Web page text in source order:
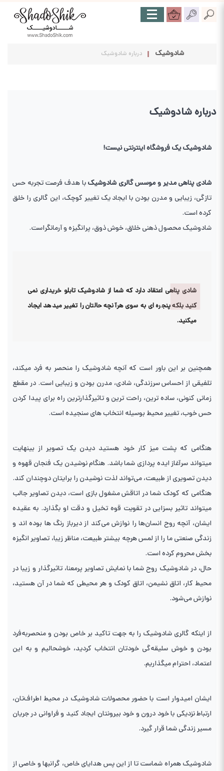
شادوشیک درباره شادوشیک
درباره شادوشیک
شادوشیک یک فروشگاه اینترنتی نیست!
شادی پناهی مدیر و موسس گالری شادوشیکبا هدف فرصت تجربه حس
تازگی، زیبایی و مدرن بودن با ایجاد یک تغییر کوچک، این گالری را خلق
کرده است.
شادوشیک محصول ذهنی خلاق، خوش ذوق، پرانگیزه و آرمانگراست.
شادی پناهی اعتقاد دارد که شما از شادوشیک تابلو خریداری نمی
کنید بلکه پنجره ای به سوی هرآنچه حالتان را تغییر میدهد ایجاد
میکنید.
همچنین بر این باور است که آنچه شادوشیک را منحصر به فرد میکند،
تلفیقی از احساس سرزندگی، شادی، مدرن بودن و زیبایی است. در مقطع
زمانی کنونی، ساده ترین، راحت ترین و تاثیرگذارترین راه برای پیدا کردن
حس خوب، تغییر محیط بوسیله انتخاب های سنجیده است.
هنگامی که پشت میز کار خود هستید دیدن یک تصویر از بینهایت
میتواند سرآغاز ایده پردازی شما باشد. هنگام نوشیدن یک فنجان قهوه و
دیدن تصویری از طبیعت، می‌تواند لذت نوشیدن را برایتان دوچندان کند.
هنگامی که کودک شما در اتاقش مشغول بازی است، دیدن تصاویر جالب
میتواند تاثیر بسزایی در تقویت قوه تخیل و دقت او بگذارد. به عقیده
ایشان، آنچه روح انسان‌ها را نوازش می‌کند از دیرباز رنگ ها بوده اند و
زندگی صنعتی ما را از لمس هرچه بیشتر طبیعت، مناظر زیبا، تصاویر انگیزه
بخش محروم کرده است.
حال، در شادوشیک روح شما با نمایش تصاویر پرمعنا، تاثیرگذار و زیبا در
محیط کار، اتاق نشیمن، اتاق کودک و هر محیطی که شما در آن هستید،
نوازش می‌شود.
از اینکه گالری شادوشیک را به جهت تاکید بر خاص بودن و منحصربه‌فرد
بودن و خوش سلیقه‌گی خودتان انتخاب کردید، خوشحالیم و به این
اعتماد، احترام میگذاریم.
ایشان امیدوار است با حضور محصولات شادوشیک در محیط اطراف‌تان،
ارتباط نزدیکی با خود درون و خود بیرونتان ایجاد کنید و فراوانی در جریان
مسیر زندگی شما قرار گیرد.
شادوشیک همراه شماست تا از این پس هدایای خاص، گرانبها و خاصی از